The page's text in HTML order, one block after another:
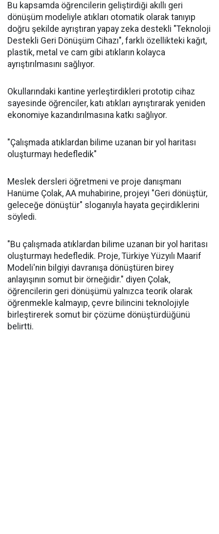
Bu kapsamda öğrencilerin geliştirdiği akıllı geri
dönüşüm modeliyle atıkları otomatik olarak tanıyıp
doğru şekilde ayrıştıran yapay zeka destekli "Teknoloji
Destekli Geri Dönüşüm Cihazı", farklı özellikteki kağıt,
plastik, metal ve cam gibi atıkların kolayca
ayrıştırılmasını sağlıyor.
Okullarındaki kantine yerleştirdikleri prototip cihaz
sayesinde öğrenciler, katı atıkları ayrıştırarak yeniden
ekonomiye kazandırılmasına katkı sağlıyor.
"Çalışmada atıklardan bilime uzanan bir yol haritası
oluşturmayı hedefledik"
Meslek dersleri öğretmeni ve proje danışmanı
Hanüme Çolak, AA muhabirine, projeyi "Geri dönüştür,
geleceğe dönüştür" sloganıyla hayata geçirdiklerini
söyledi.
"Bu çalışmada atıklardan bilime uzanan bir yol haritası
oluşturmayı hedefledik. Proje, Türkiye Yüzyılı Maarif
Modeli'nin bilgiyi davranışa dönüştüren birey
anlayışının somut bir örneğidir." diyen Çolak,
öğrencilerin geri dönüşümü yalnızca teorik olarak
öğrenmekle kalmayıp, çevre bilincini teknolojiyle
birleştirerek somut bir çözüme dönüştürdüğünü
belirtti.